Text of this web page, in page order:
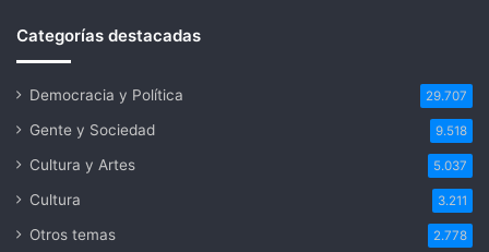
Categorías destacadas
Democracia y Política 29.707
Gente y Sociedad 9.518
Cultura y Artes 5.037
Cultura 3.211
Otros temas 2.778